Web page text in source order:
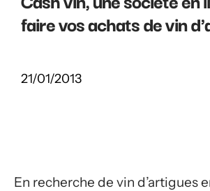
faire vos achats de vin
21/01/2013
En recherche de vin d’artigues